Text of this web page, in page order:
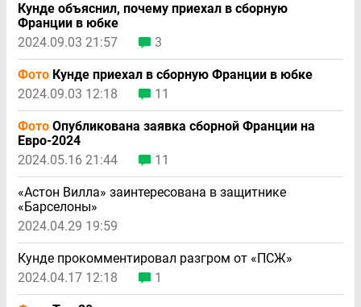
Кунде объяснил, почему приехал в сборную
Франции в юбке
2024.09.03 21:57
3
Фото Кунде приехал в сборную Франции в юбке
2024.09.03 12:18
11
Фото Опубликована заявка сборной Франции на
Евро-2024
2024.05.16 21:44
11
«Астон Вилла» заинтересована в защитнике
«Барселоны»
2024.04.29 19:59
Кунде прокомментировал разгром от «ПСЖ»
2024.04.17 12:18
1